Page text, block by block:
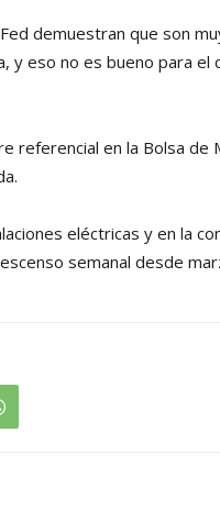
demuestran que son
y eso no es bueno para el
referencial en la Bolsa de
eléctricas y en la
semanal desde